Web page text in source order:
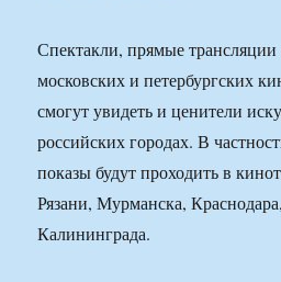
Спектакли, прямые
московских и петербургских
смогут увидеть и ценители
российских городах. В
показы будут проходить в
Рязани, Мурманска,
Калининграда.